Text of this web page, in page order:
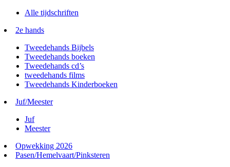
Alle tijdschriften
2e hands
Tweedehands Bijbels
Tweedehands boeken
Tweedehands cd’s
tweedehands films
Tweedehands Kinderboeken
Juf/Meester
Juf
Meester
Opwekking 2026
Pasen/Hemelvaart/Pinksteren